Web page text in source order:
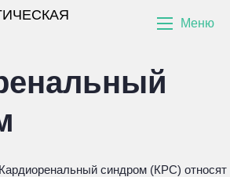
Меню
Кардиоренальный синдром (КРС) относят